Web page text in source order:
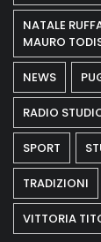
NATALE
MAURO
NEWS
RADIO
SPORT
TRADIZIONI
VITTORIA